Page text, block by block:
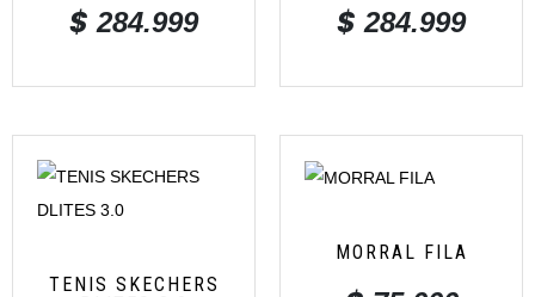
$ 284.999 $ 284.999
TENIS SKECHERS
MORRAL FILA